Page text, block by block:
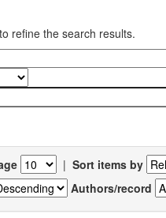
refine the search results.
| Sort items by
Authors/record